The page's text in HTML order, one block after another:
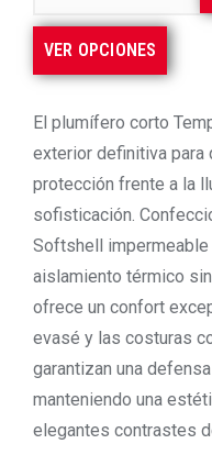
VER OPCIONES
El plumífero corto
exterior definitiva para
protección frente a la
sofisticación.
Softshell impermeable
aislamiento térmico
ofrece un confort
evasé y las costuras
garantizan una
manteniendo una
elegantes contrastes